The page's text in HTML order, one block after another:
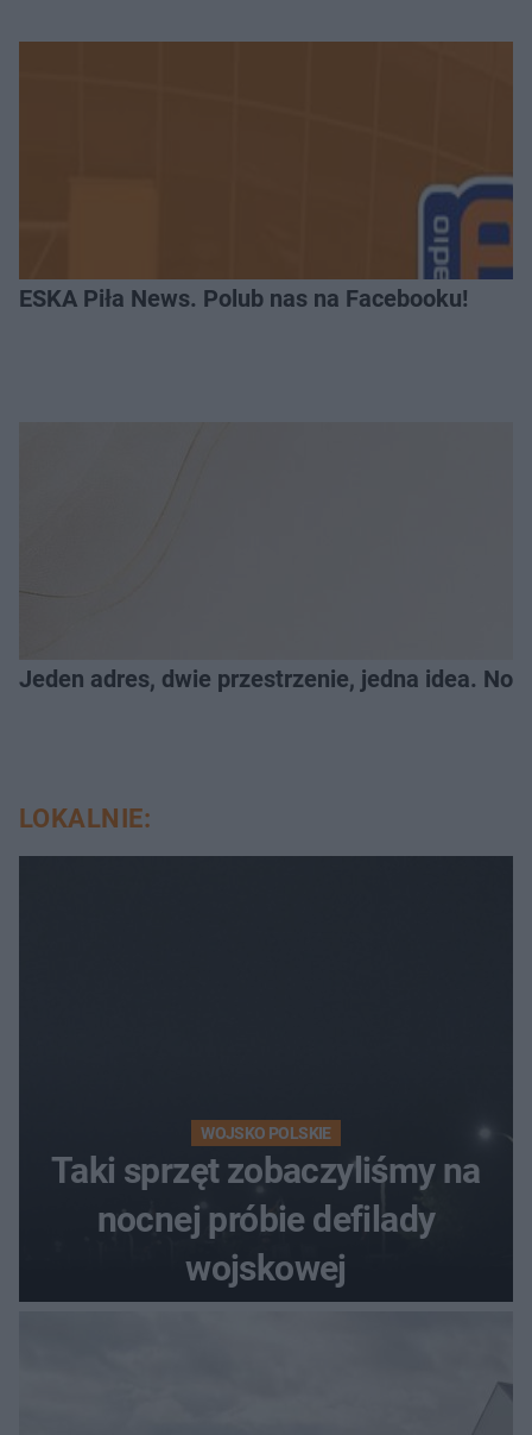
ESKA Piła News. Polub nas na Facebooku!
Jeden adres, dwie przestrzenie, jedna idea.
LOKALNIE:
WOJSKO POLSKIE
Taki sprzęt zobaczyliśmy na
nocnej próbie defilady
wojskowej